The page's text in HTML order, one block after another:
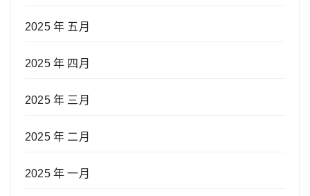
2025 年 五月
2025 年 四月
2025 年 三月
2025 年 二月
2025 年 一月